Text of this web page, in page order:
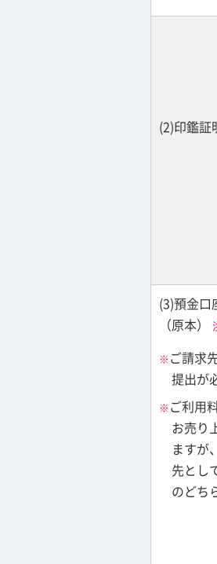
(2)印鑑証
(3)預金口
（原本）
※ ご請求
提出が
※ ご利用
お売り
ますが
先とし
のどち